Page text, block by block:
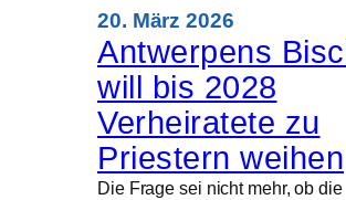
Terminal
Brüssels
Flughafenpfarrer
erinnert
sich
20. März 2026
Antwerpens
will bis 2028
Verheiratete zu
Priestern weihen
Die Frage sei nicht mehr, ob die